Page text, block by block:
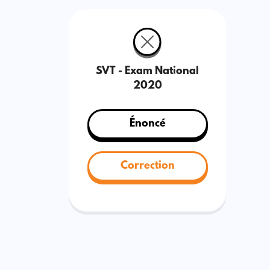
SVT - Exam National
2020
Énoncé
Correction